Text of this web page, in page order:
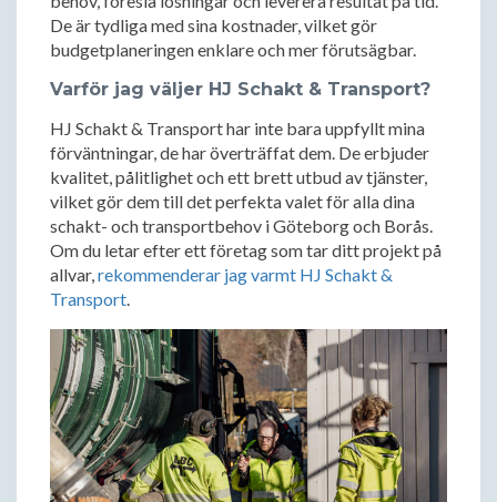
De är tydliga med sina kostnader, vilket gör
budgetplaneringen enklare och mer förutsägbar.
Varför jag väljer HJ Schakt & Transport?
HJ Schakt & Transport har inte bara uppfyllt mina
förväntningar, de har överträffat dem. De erbjuder
kvalitet, pålitlighet och ett brett utbud av tjänster,
vilket gör dem till det perfekta valet för alla dina
schakt- och transportbehov i Göteborg och Borås.
Om du letar efter ett företag som tar ditt projekt på
allvar,rekommenderar jag varmt HJ Schakt &
Transport.